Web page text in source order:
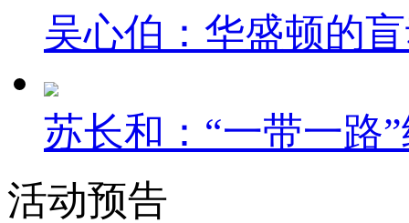
吴心伯：华盛顿的
苏长和：“一带一路
活动预告